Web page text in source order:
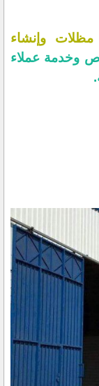
وإنشاء
وخدمة عملاء